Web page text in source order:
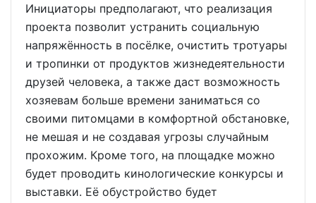
Инициаторы предполагают, что реализация
проекта позволит устранить социальную
напряжённость в посёлке, очистить тротуары
и тропинки от продуктов жизнедеятельности
друзей человека, а также даст возможность
хозяевам больше времени заниматься со
своими питомцами в комфортной обстановке,
не мешая и не создавая угрозы случайным
прохожим. Кроме того, на площадке можно
будет проводить кинологические конкурсы и
выставки. Её обустройство будет